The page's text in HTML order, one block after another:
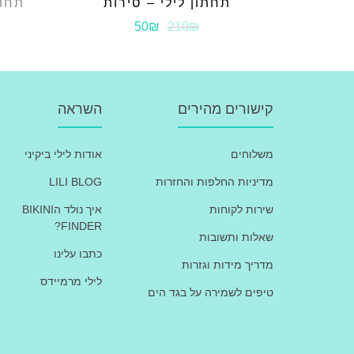
תחתון לילי – סירות
210₪
50₪
קישורים מהירים
משלוחים
מדיניות החלפות והחזרות
שירות לקוחות
שאלות ותשובות
מדריך מידות וגזרות
טיפים לשמירה על בגד הים
השראה
אודות לילי ביקיני
LILI BLOG
איך נולד הBIKINI
FINDER?
כתבו עלינו
לילי מרמיידס